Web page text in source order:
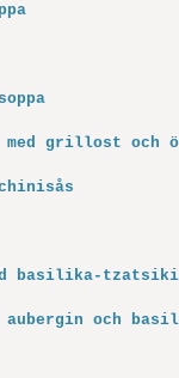
med grillost och
basilika-tzatsiki
aubergin och